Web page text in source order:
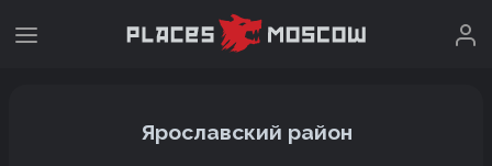
Ярославский район